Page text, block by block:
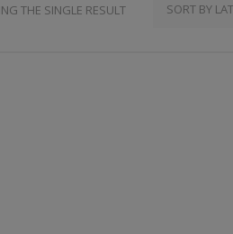
THE SINGLE RESULT